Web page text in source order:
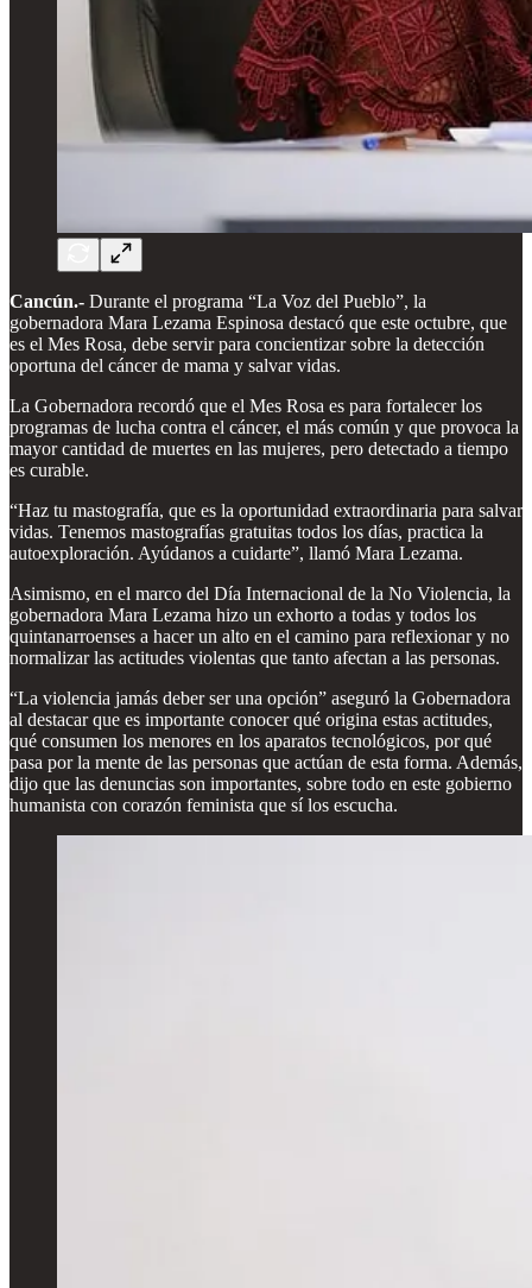
Cancún.- Durante el programa “La Voz del Pueblo”, la
gobernadora Mara Lezama Espinosa destacó que este octubre, que
es el Mes Rosa, debe servir para concientizar sobre la detección
oportuna del cáncer de mama y salvar vidas.
La Gobernadora recordó que el Mes Rosa es para fortalecer los
programas de lucha contra el cáncer, el más común y que provoca la
mayor cantidad de muertes en las mujeres, pero detectado a tiempo
es curable.
“Haz tu mastografía, que es la oportunidad extraordinaria para salvar
vidas. Tenemos mastografías gratuitas todos los días, practica la
autoexploración. Ayúdanos a cuidarte”, llamó Mara Lezama.
Asimismo, en el marco del Día Internacional de la No Violencia, la
gobernadora Mara Lezama hizo un exhorto a todas y todos los
quintanarroenses a hacer un alto en el camino para reflexionar y no
normalizar las actitudes violentas que tanto afectan a las personas.
“La violencia jamás deber ser una opción” aseguró la Gobernadora
al destacar que es importante conocer qué origina estas actitudes,
qué consumen los menores en los aparatos tecnológicos, por qué
pasa por la mente de las personas que actúan de esta forma. Además,
dijo que las denuncias son importantes, sobre todo en este gobierno
humanista con corazón feminista que sí los escucha.